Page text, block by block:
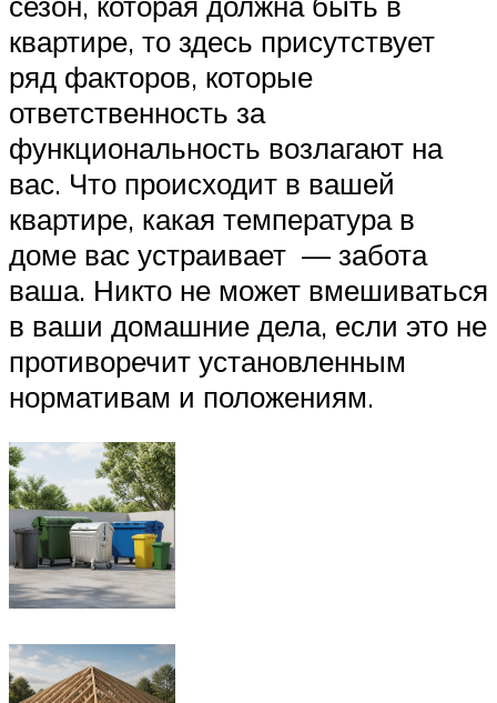
квартире, то здесь присутствует
ряд факторов, которые
ответственность за
функциональность возлагают на
вас. Что происходит в вашей
квартире, какая температура в
доме вас устраивает — забота
ваша. Никто не может вмешиваться
в ваши домашние дела, если это не
противоречит установленным
нормативам и положениям.